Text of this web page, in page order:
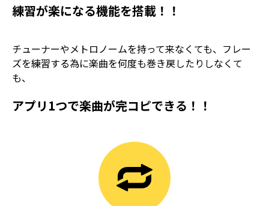
練習が楽になる機能を搭載！！
チューナーやメトロノームを持って来なくても、フレー
ズを練習する為に楽曲を何度も巻き戻したりしなくて
も、
アプリ1つで楽曲が完コピできる！！